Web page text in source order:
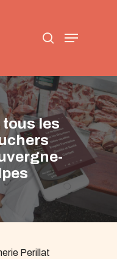
Menu
les
Perillat